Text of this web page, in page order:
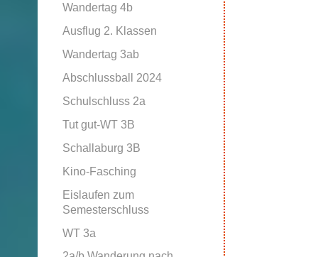
Wandertag 4b
Ausflug 2. Klassen
Wandertag 3ab
Abschlussball 2024
Schulschluss 2a
Tut gut-WT 3B
Schallaburg 3B
Kino-Fasching
Eislaufen zum
Semesterschluss
WT 3a